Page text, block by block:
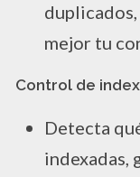
mejor tu
Control de
Detecta
indexadas,